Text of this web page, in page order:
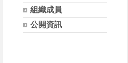
組織成員
公開資訊